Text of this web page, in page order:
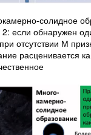
солидное
если обнаружен
отсутствии М
расценивается